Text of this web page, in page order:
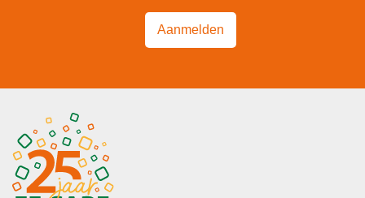
Aanmelden